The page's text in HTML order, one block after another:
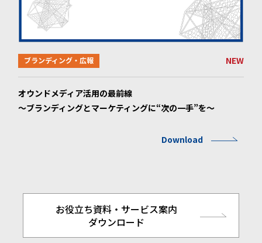
ブランディング・広報 NEW
オウンドメディア活用の最前線
～ブランディングとマーケティングに“次の一手”を～
Download
お役立ち資料・サービス案内
ダウンロード